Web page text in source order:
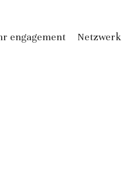
engagement Netzwerk